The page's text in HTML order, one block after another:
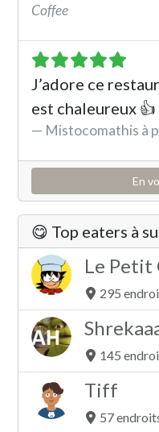
Coffee
See the review
J’adore ce
est chaleureux 👍
Mistocomathis à
See the review
En
😋 Top eaters à
Le Petit
295
145
Tiff
57